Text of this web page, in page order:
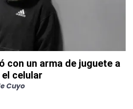
con un arma de juguete a
celular
Cuyo